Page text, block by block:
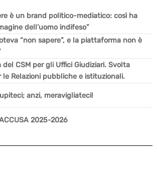
è un brand politico-mediatico: così ha
dell’uomo indifeso”
“non sapere”, e la piattaforma non è
del CSM per gli Uffici Giudiziari. Svolta
Relazioni pubbliche e istituzionali.
anzi, meravigliateci!
2025-2026